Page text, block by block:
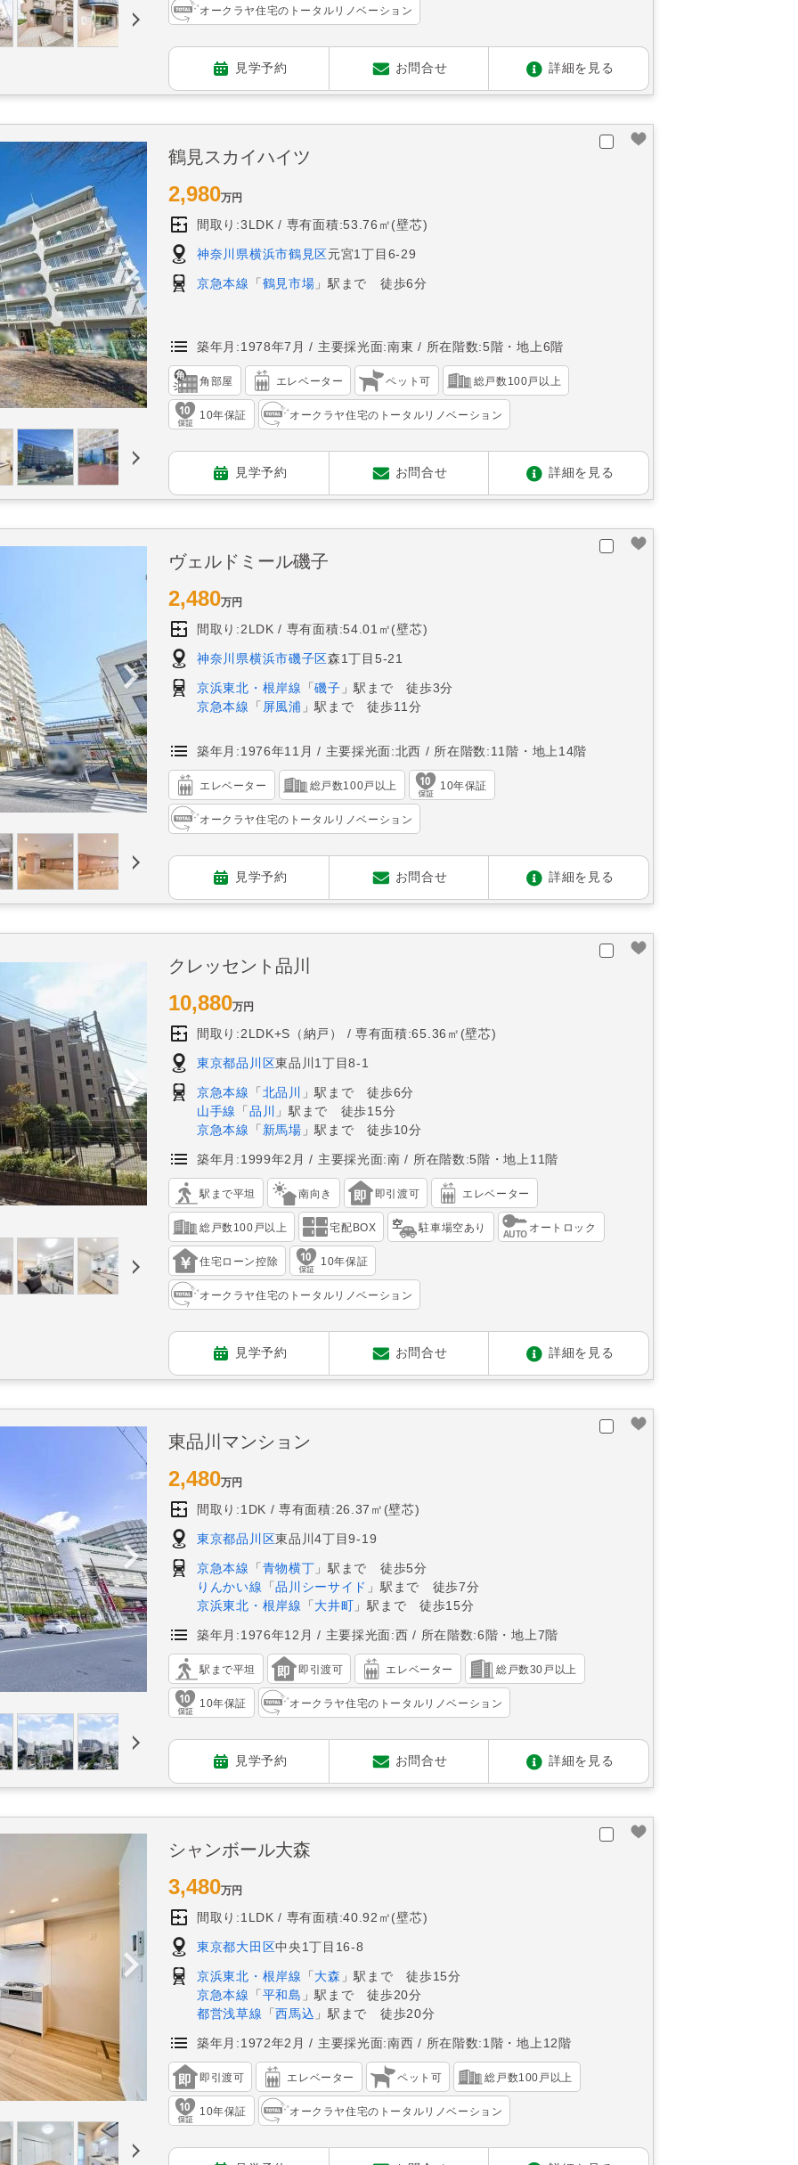
オークラヤ住宅のトータルリノベーション
見学予約 お問合せ 詳細を見る
鶴見スカイハイツ
2,980万円
間取り:3LDK 専有面積:53.76㎡(壁芯)
神奈川県横浜市鶴見区元宮1丁目6-29
京急本線 「 鶴見市場 」駅まで 徒歩6分
築年月:1978年7月 主要採光面:南東 所在階数:5階・地上6階
角部屋 エレベーター ペット可 総戸数100戸以上
10年保証 オークラヤ住宅のトータルリノベーション
見学予約 お問合せ 詳細を見る
ヴェルドミール磯子
2,480万円
間取り:2LDK 専有面積:54.01㎡(壁芯)
神奈川県横浜市磯子区森1丁目5-21
京浜東北・根岸線 「磯子 」駅まで 徒歩3分
京急本線
「 屏風浦 」駅まで 徒歩11分
築年月:1976年11月 主要採光面:北西 所在階数:11階・地上14階
エレベーター 総戸数100戸以上 10年保証
オークラヤ住宅のトータルリノベーション
見学予約 お問合せ 詳細を見る
クレッセント品川
10,880万円
間取り:2LDK+S（納戸） 専有面積:65.36㎡(壁芯)
東京都品川区東品川1丁目8-1
京急本線 「 北品川
」駅まで 徒歩6分
山手線
「 品川
」駅まで 徒歩15分
京急本線
「 新馬場 」駅まで 徒歩10分
築年月:1999年2月 主要採光面:南 所在階数:5階・地上11階
駅まで平坦 南向き 即引渡可 エレベーター
総戸数100戸以上 宅配BOX 駐車場空あり オートロック
住宅ローン控除 10年保証
オークラヤ住宅のトータルリノベーション
見学予約 お問合せ 詳細を見る
東品川マンション
2,480万円
間取り:1DK 専有面積:26.37㎡(壁芯)
東京都品川区東品川4丁目9-19
京急本線 「 青物横丁 」駅まで 徒歩5分
りんかい線 「品川シーサイド 」駅まで 徒歩7分
京浜東北・根岸線
「 大井町 」駅まで 徒歩15分
築年月:1976年12月 主要採光面:西 所在階数:6階・地上7階
駅まで平坦 即引渡可 エレベーター 総戸数30戸以上
10年保証 オークラヤ住宅のトータルリノベーション
見学予約 お問合せ 詳細を見る
シャンボール大森
3,480万円
間取り:1LDK 専有面積:40.92㎡(壁芯)
東京都大田区中央1丁目16-8
京浜東北・根岸線 「 大森 」駅まで 徒歩15分
京急本線
「 平和島 」駅まで 徒歩20分
都営浅草線 「西馬込 」駅まで 徒歩20分
築年月:1972年2月 主要採光面:南西 所在階数:1階・地上12階
即引渡可 エレベーター ペット可 総戸数100戸以上
10年保証 オークラヤ住宅のトータルリノベーション